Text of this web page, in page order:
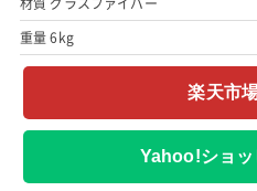
重量 6kg
楽天市
Yahoo!ショッ